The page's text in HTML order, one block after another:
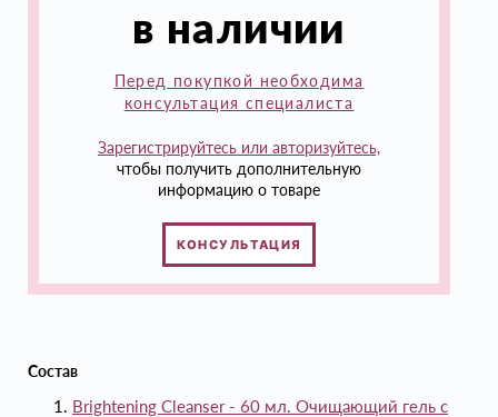
в наличии
Перед покупкой необходима
консультация специалиста
Зарегистрируйтесь или авторизуйтесь,
чтобы получить дополнительную
информацию о товаре
КОНСУЛЬТАЦИЯ
Состав
Brightening Cleanser - 60 мл. Очищающий гель с